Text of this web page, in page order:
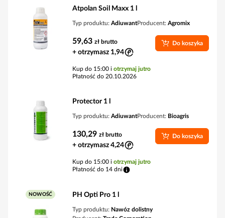
Atpolan Soil Maxx 1 l
Typ produktu: AdiuwantProducent: Agromix
59,63 zł brutto
+ otrzymasz 1,94
Do koszyka
Kup do 15:00 i otrzymaj jutro
Płatność do 20.10.2026
Protector 1 l
Typ produktu: AdiuwantProducent: Bioagris
130,29 zł brutto
+ otrzymasz 4,24
Do koszyka
Kup do 15:00 i otrzymaj jutro
Płatność do 14 dni
NOWOŚĆ PH Opti Pro 1 l
Typ produktu: Nawóz dolistny